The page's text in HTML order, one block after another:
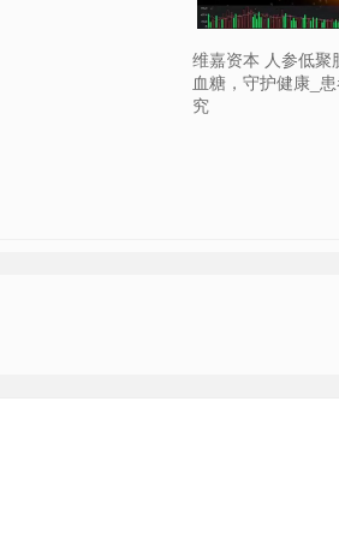
维嘉资本 人参低聚
血糖，守护健康_
究